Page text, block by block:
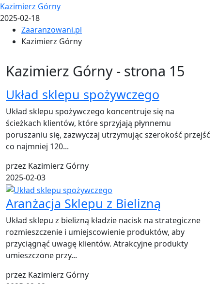
Kazimierz Górny
2025-02-18
Zaaranzowani.pl
Kazimierz Górny
Kazimierz Górny - strona 15
Układ sklepu spożywczego
Układ sklepu spożywczego koncentruje się na
ścieżkach klientów, które sprzyjają płynnemu
poruszaniu się, zazwyczaj utrzymując szerokość przejść
co najmniej 120...
przez Kazimierz Górny
2025-02-03
Aranżacja Sklepu z Bielizną
Układ sklepu z bielizną kładzie nacisk na strategiczne
rozmieszczenie i umiejscowienie produktów, aby
przyciągnąć uwagę klientów. Atrakcyjne produkty
umieszczone przy...
przez Kazimierz Górny